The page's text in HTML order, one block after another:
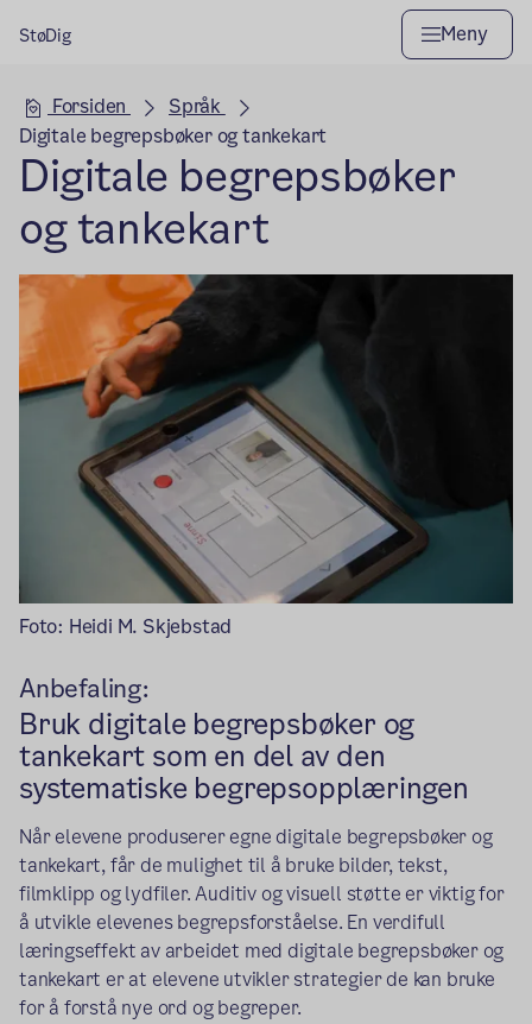
StøDig Meny
Hovedseksjon
Forsiden
Språk
Digitale begrepsbøker og tankekart
Digitale begrepsbøker
og tankekart
Foto: Heidi M. Skjebstad
Anbefaling:
Bruk digitale begrepsbøker og
tankekart som en del av den
systematiske begrepsopplæringen
Når elevene produserer egne digitale begrepsbøker og
tankekart, får de mulighet til å bruke bilder, tekst,
filmklipp og lydfiler. Auditiv og visuell støtte er viktig for
å utvikle elevenes begrepsforståelse. En verdifull
læringseffekt av arbeidet med digitale begrepsbøker og
tankekart er at elevene utvikler strategier de kan bruke
for å forstå nye ord og begreper.